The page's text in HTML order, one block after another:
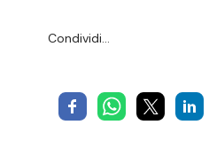
Condividi…